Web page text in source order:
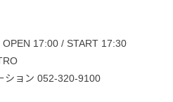
17:00 / START 17:30
ション 052-320-9100